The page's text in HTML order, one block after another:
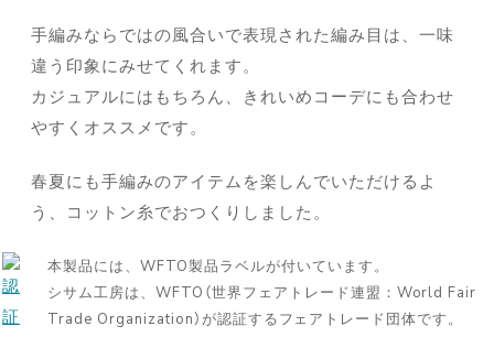
手編みならではの風合いで表現された編み目は、一味
違う印象にみせてくれます。
カジュアルにはもちろん、きれいめコーデにも合わせ
やすくオススメです。
春夏にも手編みのアイテムを楽しんでいただけるよ
う、コットン糸でおつくりしました。
本製品には、WFTO製品ラベルが付いています。
シサム工房は、WFTO（世界フェアトレード連盟：World Fair
Trade Organization）が認証するフェアトレード団体です。